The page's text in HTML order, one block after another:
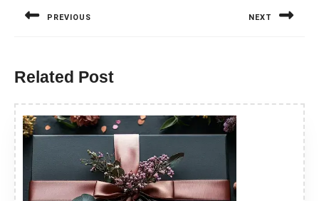
PREVIOUS NEXT
Related Post